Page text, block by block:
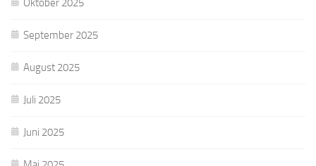
September 2025
August 2025
Juli 2025
Juni 2025